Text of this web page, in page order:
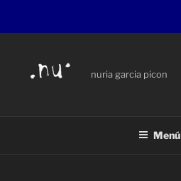
contenido
nuria garcia picon
Menú